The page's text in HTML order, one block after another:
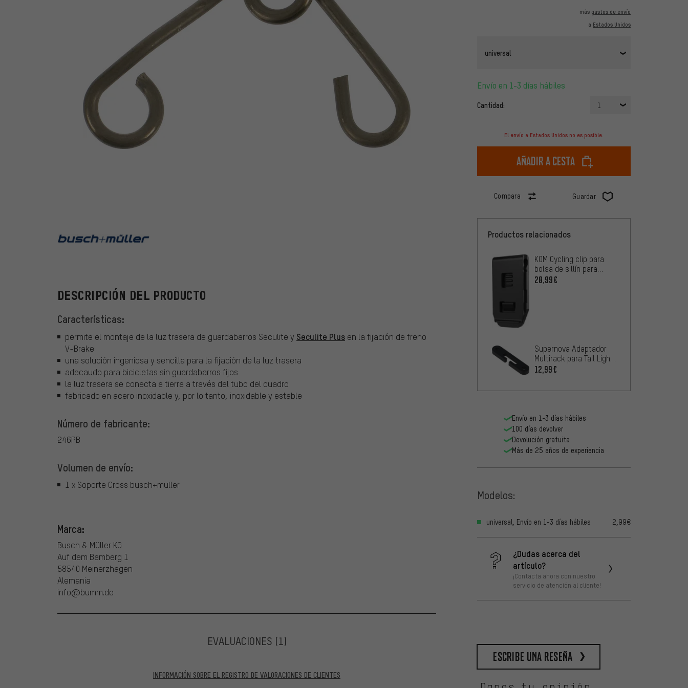
más gastos de envío
a Estados Unidos
universal
Envío en 1-3 días hábiles
Cantidad: 1
El envío a Estados Unidos no es posible.
Añadir a cesta
Compara Guardar
DESCRIPCIÓN DEL PRODUCTO
Características:
permite el montaje de la luz trasera de guardabarros Seculite y Seculite Plus en la fijación de freno
V-Brake
una solución ingeniosa y sencilla para la fijación de la luz trasera
adecaudo para bicicletas sin guardabarros fijos
la luz trasera se conecta a tierra a través del tubo del cuadro
fabricado en acero inoxidable y, por lo tanto, inoxidable y estable
Número de fabricante:
246PB
Volumen de envío:
1 x Soporte Cross busch+müller
Marca:
Busch & Müller KG
Auf dem Bamberg 1
58540 Meinerzhagen
Alemania
info@bumm.de
Productos relacionados
KOM Cycling clip para
bolsa de sillín para
soporte de luz radar
20,99€
Supernova Adaptador
Multirack para Tail Light
3
12,99€
Envío en 1-3 días hábiles
100 días devolver
Devolución gratuita
Más de 25 años de experiencia
Modelos:
universal, Envío en 1-3 días hábiles 2,99€
¿Dudas acerca del
artículo?
¡Contacta ahora con nuestro
servicio de atención al cliente!
EVALUACIONES (1)
INFORMACIÓN SOBRE EL REGISTRO DE VALORACIONES DE CLIENTES
escribe una reseña